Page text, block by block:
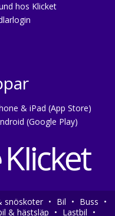
hos Klicket
& iPad (App Store)
(Google Play)
snöskoter • Bil • Buss •
& hästsläp • Lastbil •